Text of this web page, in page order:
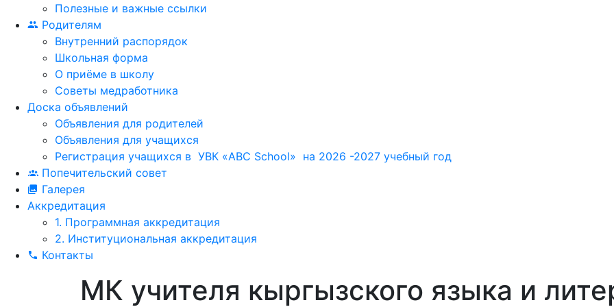
Полезные и важные ссылки
Родителям
Внутренний распорядок
Школьная форма
О приёме в школу
Советы медработника
Доска объявлений
Объявления для родителей
Объявления для учащихся
Регистрация учащихся в УВК «ABC School» на 2026 -2027 учебный год
Попечительский совет
Галерея
Аккредитация
1. Программная аккредитация
2. Институциональная аккредитация
Контакты
МК учителя кыргызского языка и